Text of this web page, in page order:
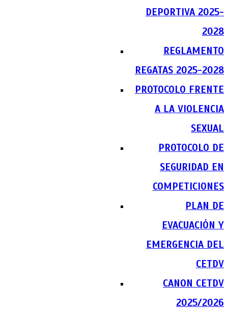
DEPORTIVA 2025-
2028
REGLAMENTO
REGATAS 2025-2028
PROTOCOLO FRENTE
A LA VIOLENCIA
SEXUAL
PROTOCOLO DE
SEGURIDAD EN
COMPETICIONES
PLAN DE
EVACUACIÓN Y
EMERGENCIA DEL
CETDV
CANON CETDV
2025/2026